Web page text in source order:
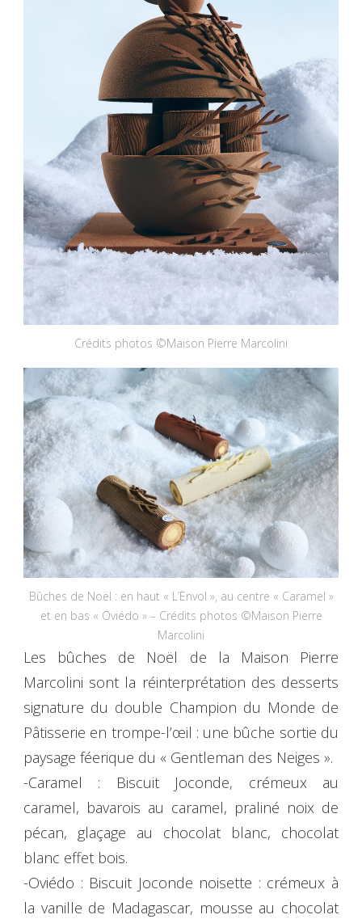
Crédits photos ©Maison Pierre Marcolini
Bûches de Noël : en haut « L’Envol », au centre « Caramel »
et en bas « Oviédo » – Crédits photos ©Maison Pierre
Marcolini
Les bûches de Noël de la Maison Pierre
Marcolini sont la réinterprétation des desserts
signature du double Champion du Monde de
Pâtisserie en trompe-l’œil : une bûche sortie du
paysage féerique du « Gentleman des Neiges ».
-Caramel : Biscuit Joconde, crémeux au
caramel, bavarois au caramel, praliné noix de
pécan, glaçage au chocolat blanc, chocolat
blanc effet bois.
-Oviédo : Biscuit Joconde noisette : crémeux à
la vanille de Madagascar, mousse au chocolat